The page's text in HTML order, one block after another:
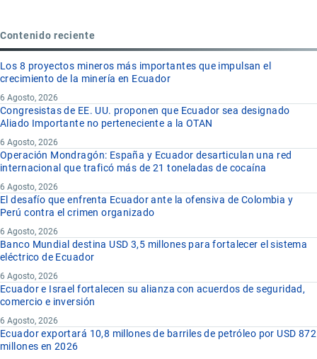
Contenido reciente
Los 8 proyectos mineros más importantes que impulsan el
crecimiento de la minería en Ecuador
6 Agosto, 2026
Congresistas de EE. UU. proponen que Ecuador sea designado
Aliado Importante no perteneciente a la OTAN
6 Agosto, 2026
Operación Mondragón: España y Ecuador desarticulan una red
internacional que traficó más de 21 toneladas de cocaína
6 Agosto, 2026
El desafío que enfrenta Ecuador ante la ofensiva de Colombia y
Perú contra el crimen organizado
6 Agosto, 2026
Banco Mundial destina USD 3,5 millones para fortalecer el sistema
eléctrico de Ecuador
6 Agosto, 2026
Ecuador e Israel fortalecen su alianza con acuerdos de seguridad,
comercio e inversión
6 Agosto, 2026
Ecuador exportará 10,8 millones de barriles de petróleo por USD 872
millones en 2026